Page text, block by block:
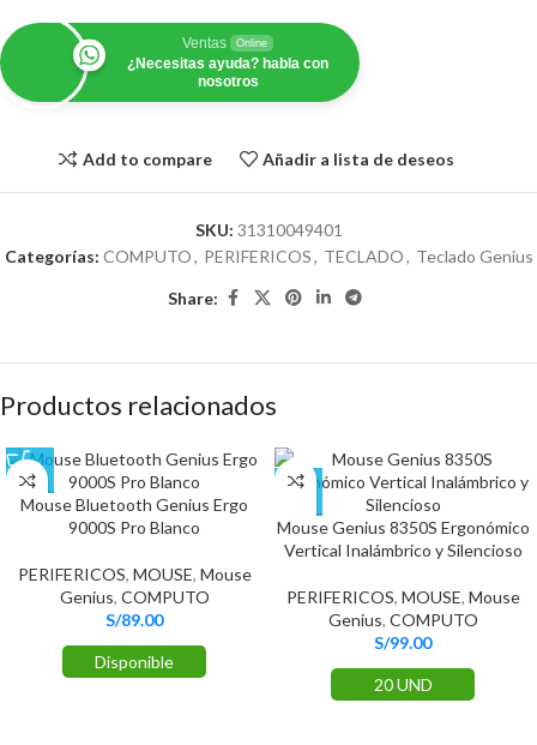
Ventas Online
¿Necesitas ayuda? habla con
nosotros
Add to compare Añadir a lista de deseos
SKU: 31310049401
Categorías: COMPUTO, PERIFERICOS, TECLADO, Teclado Genius
Share:
Productos relacionados
Mouse Bluetooth Genius Ergo
9000S Pro Blanco
PERIFERICOS, MOUSE, Mouse
Genius, COMPUTO
S/89.00
Disponible
Mouse Genius 8350S Ergonómico
Vertical Inalámbrico y Silencioso
PERIFERICOS, MOUSE, Mouse
Genius, COMPUTO
S/99.00
20 UND